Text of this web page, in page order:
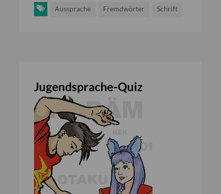
Aussprache Fremdwörter Schrift